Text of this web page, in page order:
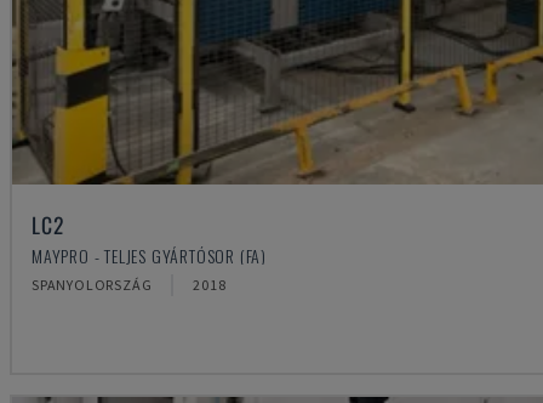
LC2
MAYPRO - TELJES GYÁRTÓSOR (FA)
SPANYOLORSZÁG 2018